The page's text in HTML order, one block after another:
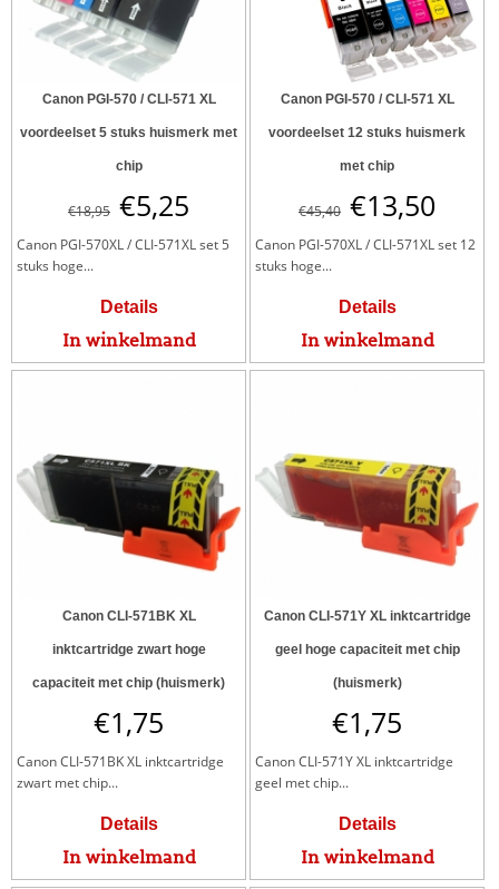
Canon PGI-570 / CLI-571 XL
voordeelset 5 stuks huismerk met
chip
€18,95 €5,25
Canon PGI-570XL / CLI-571XL set 5
stuks hoge...
Details
In winkelmand
Canon PGI-570 / CLI-571 XL
voordeelset 12 stuks huismerk
met chip
€45,40 €13,50
Canon PGI-570XL / CLI-571XL set 12
stuks hoge...
Details
In winkelmand
Canon CLI-571BK XL
inktcartridge zwart hoge
capaciteit met chip (huismerk)
€1,75
Canon CLI-571BK XL inktcartridge
zwart met chip...
Details
In winkelmand
Canon CLI-571Y XL inktcartridge
geel hoge capaciteit met chip
(huismerk)
€1,75
Canon CLI-571Y XL inktcartridge
geel met chip...
Details
In winkelmand